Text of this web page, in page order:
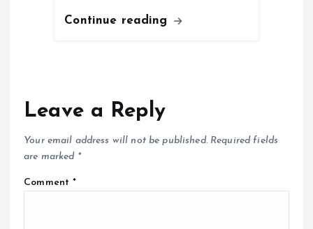
Continue reading
Leave a Reply
Your email address will not be published. Required fields
are marked *
Comment*